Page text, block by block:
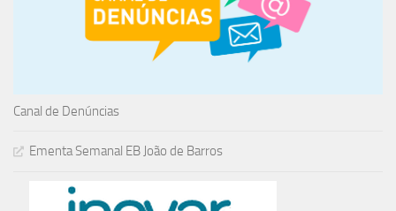
Canal de Denúncias
Ementa Semanal EB João de Barros